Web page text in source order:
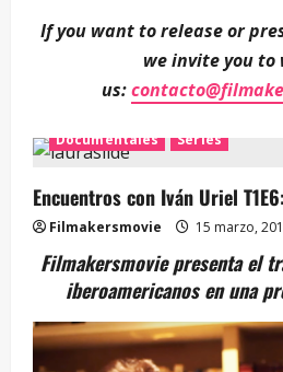
If you want to release or
we invite you
us:
Documentales Series
Encuentros con Iván Uriel
Filmakersmovie 15 marzo,
Filmakersmovie presenta el
iberoamericanos en una